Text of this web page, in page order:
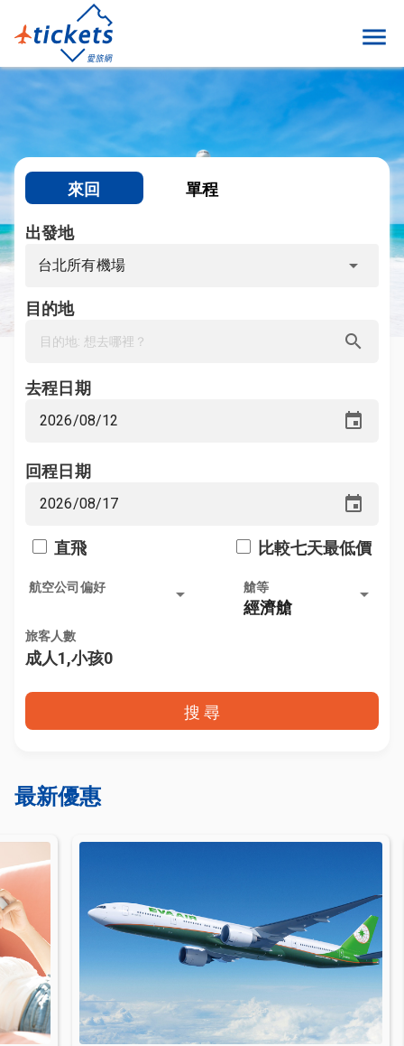
menu
來回 單程
台北所有機場
出發地
arrow_drop_down
目的地
search
去程日期
event
回程日期
event
直飛 比較七天最低價
航空公司偏好 arrow_drop_down
經濟艙
艙等 arrow_drop_down
旅客人數
成人1,小孩0
搜 尋
最新優惠